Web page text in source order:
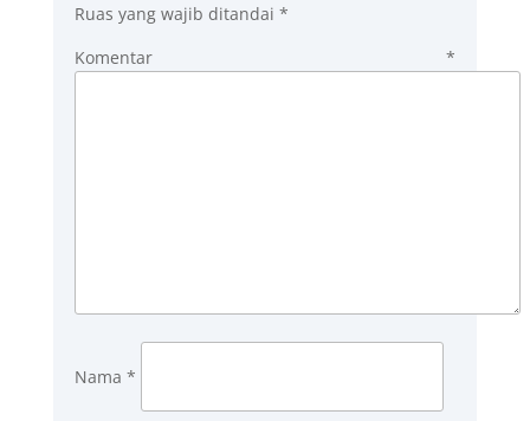
Ruas yang wajib ditandai *
Komentar*
Nama *